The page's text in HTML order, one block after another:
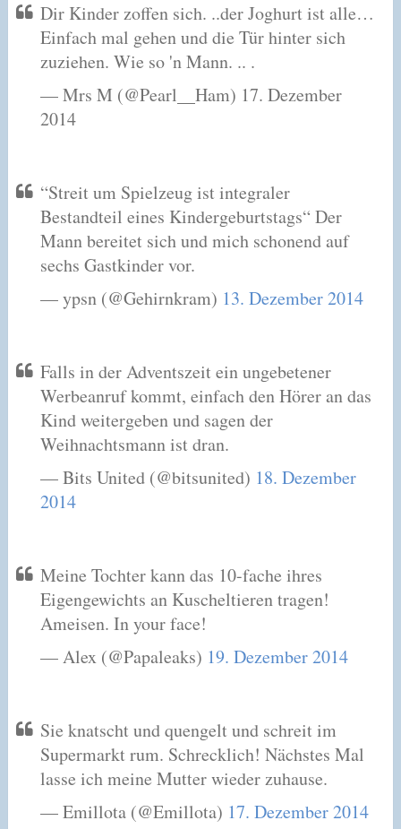
Dir Kinder zoffen sich. ..der Joghurt ist alle…
Einfach mal gehen und die Tür hinter sich
zuziehen. Wie so 'n Mann. .. .
— Mrs M (@Pearl__Ham) 17. Dezember
2014
“Streit um Spielzeug ist integraler
Bestandteil eines Kindergeburtstags“ Der
Mann bereitet sich und mich schonend auf
sechs Gastkinder vor.
— ypsn (@Gehirnkram) 13. Dezember 2014
Falls in der Adventszeit ein ungebetener
Werbeanruf kommt, einfach den Hörer an das
Kind weitergeben und sagen der
Weihnachtsmann ist dran.
— Bits United (@bitsunited) 18. Dezember
2014
Meine Tochter kann das 10-fache ihres
Eigengewichts an Kuscheltieren tragen!
Ameisen. In your face!
— Alex (@Papaleaks) 19. Dezember 2014
Sie knatscht und quengelt und schreit im
Supermarkt rum. Schrecklich! Nächstes Mal
lasse ich meine Mutter wieder zuhause.
— Emillota (@Emillota) 17. Dezember 2014